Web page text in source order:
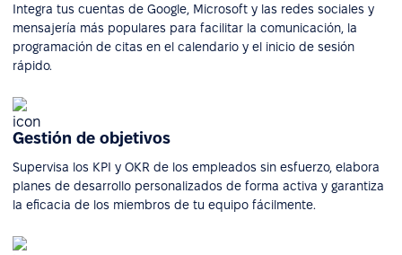
Integra tus cuentas de Google, Microsoft y las redes sociales y
mensajería más populares para facilitar la comunicación, la
programación de citas en el calendario y el inicio de sesión
rápido.
Gestión de objetivos
Supervisa los KPI y OKR de los empleados sin esfuerzo, elabora
planes de desarrollo personalizados de forma activa y garantiza
la eficacia de los miembros de tu equipo fácilmente.